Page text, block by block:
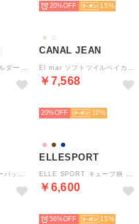
20% 15
CANAL JEAN
￥7,568
20%
10
prima アシンメトリーバックルベルトミュールサンダル （アイボリー）
ELLESPORT
ELLE SPORT キューブ柄 ルリエ 2ウェイショルダーバッグ 5027 軽量 はっ水 （ネイビー）
￥6,600
56%
15